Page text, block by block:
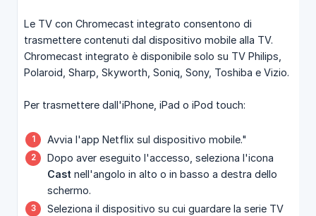
Le TV con Chromecast integrato consentono di
trasmettere contenuti dal dispositivo mobile alla TV.
Chromecast integrato è disponibile solo su TV Philips,
Polaroid, Sharp, Skyworth, Soniq, Sony, Toshiba e Vizio.
Per trasmettere dall'iPhone, iPad o iPod touch:
Avvia l'app Netflix sul dispositivo mobile."
Dopo aver eseguito l'accesso, seleziona l'icona
Cast nell'angolo in alto o in basso a destra dello
schermo.
Seleziona il dispositivo su cui guardare la serie TV